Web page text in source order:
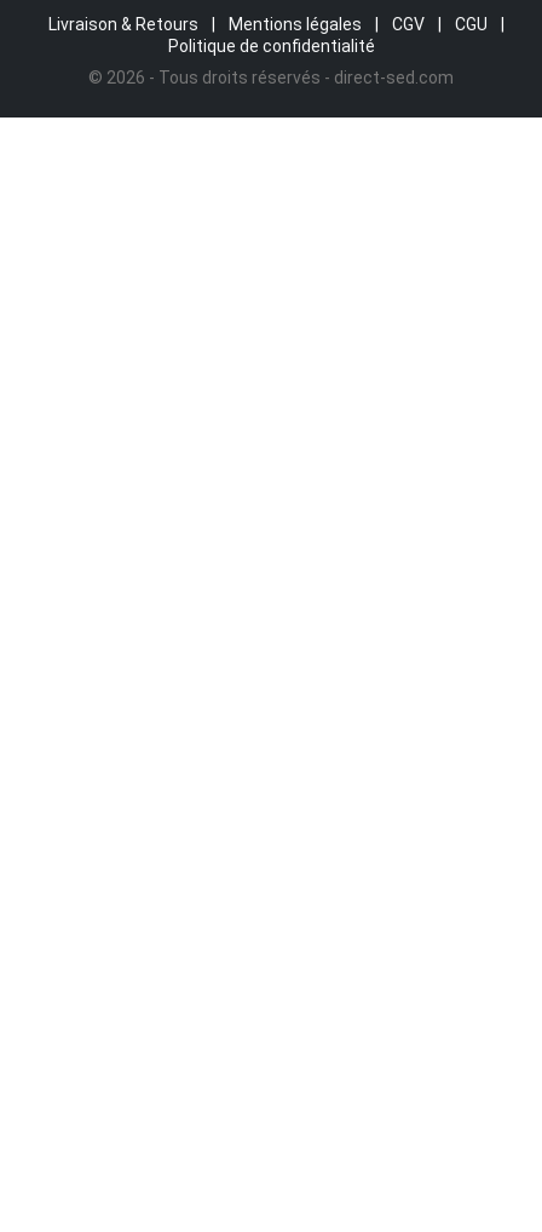
Livraison & Retours Mentions légales CGV CGU
Politique de confidentialité
© 2026 - Tous droits réservés - direct-sed.com